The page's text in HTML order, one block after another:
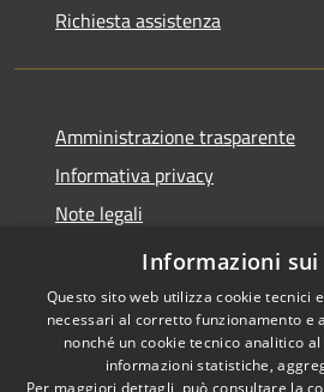
Richiesta assistenza
Amministrazione trasparente
Informativa privacy
Note legali
Dichiarazione di accessibilità
Informazioni sui
Questo sito web utilizza cookie tecnici
necessari al corretto funzionamento e
nonché un cookie tecnico analitico
informazioni statistiche,
Per maggiori dettagli, può consultare la